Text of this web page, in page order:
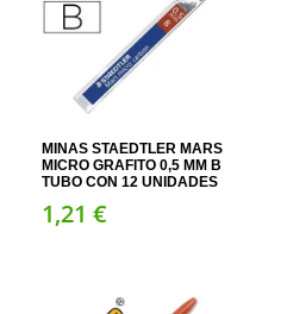
MINAS STAEDTLER MARS
MICRO GRAFITO 0,5 MM B
TUBO CON 12 UNIDADES
1,21 €